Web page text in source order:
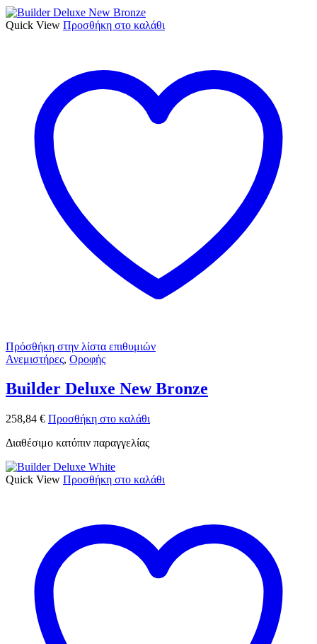
Quick View Προσθήκη στο καλάθι
Πρόσθήκη στην λίστα επιθυμιών
Ανεμιστήρες, Οροφής
Builder Deluxe New Bronze
258,84 € Προσθήκη στο καλάθι
Διαθέσιμο κατόπιν παραγγελίας
Quick View Προσθήκη στο καλάθι